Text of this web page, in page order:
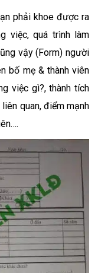
phải khoe được ra
việc, quá trình làm
vậy (Form) người
bố mẹ & thành viên
việc gì?, thành tích
quan, điểm mạnh